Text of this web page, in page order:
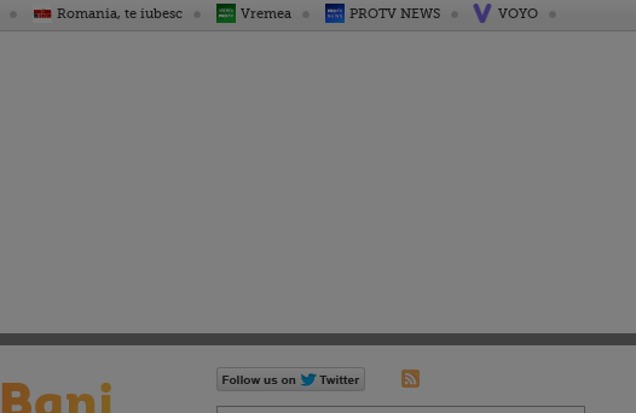
Romania, te iubesc Vremea PROTV NEWS VOYO